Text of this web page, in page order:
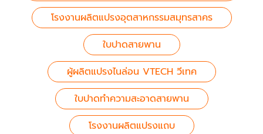
โรงงานผลิตแปรงอุตสาหกรรมสมุทรสาคร
ใบปาดสายพาน
ผู้ผลิตแปรงไนล่อน VTECH วีเทค
ใบปาดทำความสะอาดสายพาน
โรงงานผลิตแปรงแถบ